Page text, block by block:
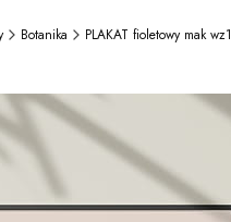
Botanika PLAKAT fioletowy mak wz1